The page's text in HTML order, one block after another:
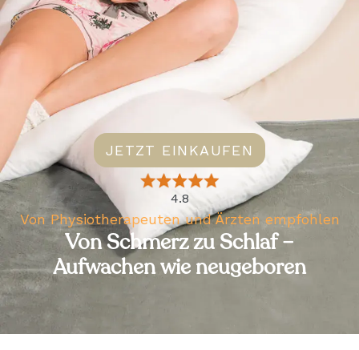
JETZT EINKAUFEN
4.8
Von Physiotherapeuten und Ärzten empfohlen
Von Schmerz zu Schlaf –
Aufwachen wie neugeboren